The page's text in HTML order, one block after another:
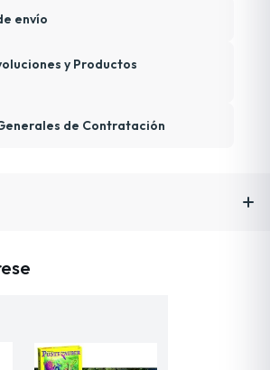
envío
y Productos
de Contratación